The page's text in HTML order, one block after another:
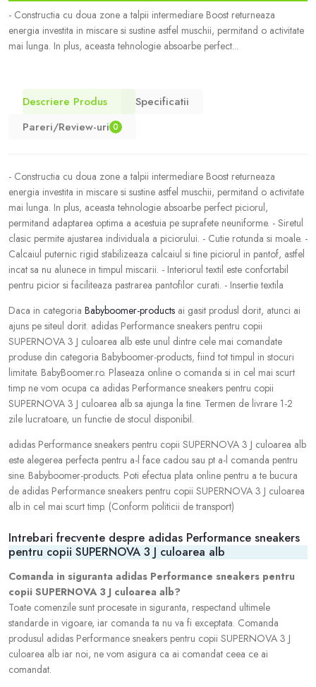
- Constructia cu doua zone a talpii intermediare Boost returneaza
energia investita in miscare si sustine astfel muschii, permitand o activitate
mai lunga. In plus, aceasta tehnologie absoarbe perfect...
Descriere Produs
Specificatii
Pareri/Review-uri 0
- Constructia cu doua zone a talpii intermediare Boost returneaza
energia investita in miscare si sustine astfel muschii, permitand o activitate
mai lunga. In plus, aceasta tehnologie absoarbe perfect piciorul,
permitand adaptarea optima a acestuia pe suprafete neuniforme. - Siretul
clasic permite ajustarea individuala a piciorului. - Cutie rotunda si moale. -
Calcaiul puternic rigid stabilizeaza calcaiul si tine piciorul in pantof, astfel
incat sa nu alunece in timpul miscarii. - Interiorul textil este confortabil
pentru picior si faciliteaza pastrarea pantofilor curati. - Insertie textila
Daca in categoria Babyboomer-products ai gasit produsl dorit, atunci ai
ajuns pe siteul dorit. adidas Performance sneakers pentru copii
SUPERNOVA 3 J culoarea alb este unul dintre cele mai comandate
produse din categoria Babyboomer-products, fiind tot timpul in stocuri
limitate. BabyBoomer.ro. Plaseaza online o comanda si in cel mai scurt
timp ne vom ocupa ca adidas Performance sneakers pentru copii
SUPERNOVA 3 J culoarea alb sa ajunga la tine. Termen de livrare 1-2
zile lucratoare, un functie de stocul disponibil.
adidas Performance sneakers pentru copii SUPERNOVA 3 J culoarea alb
este alegerea perfecta pentru a-l face cadou sau pt a-l comanda pentru
sine. Babyboomer-products. Poti efectua plata online pentru a te bucura
de adidas Performance sneakers pentru copii SUPERNOVA 3 J culoarea
alb in cel mai scurt timp. (Conform politicii de transport)
Intrebari frecvente despre adidas Performance sneakers
pentru copii SUPERNOVA 3 J culoarea alb
Comanda in siguranta adidas Performance sneakers pentru
copii SUPERNOVA 3 J culoarea alb?
Toate comenzile sunt procesate in siguranta, respectand ultimele
standarde in vigoare, iar comanda ta nu va fi exceptata. Comanda
produsul adidas Performance sneakers pentru copii SUPERNOVA 3 J
culoarea alb iar noi, ne vom asigura ca ai comandat ceea ce ai
comandat.